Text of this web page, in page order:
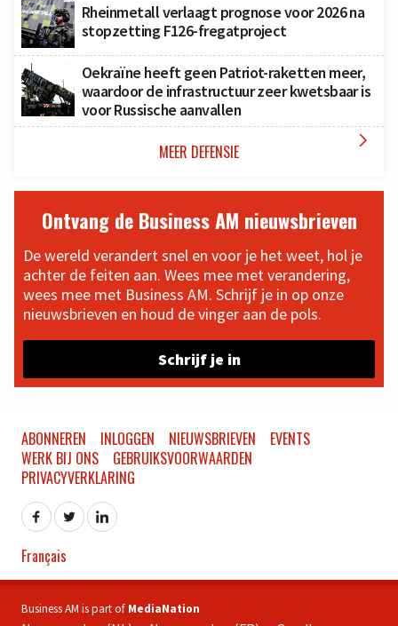
Rheinmetall verlaagt prognose voor 2026 na
stopzetting F126-fregatproject
Oekraïne heeft geen Patriot-raketten meer,
waardoor de infrastructuur zeer kwetsbaar is
voor Russische aanvallen
MEER DEFENSIE 
Ontvang de Business AM nieuwsbrieven
De wereld verandert snel en voor je het weet, hol je
achter de feiten aan. Wees mee met verandering,
wees mee met Business AM. Schrijf je in op onze
nieuwsbrieven en houd de vinger aan de pols.
Schrijf je in
ABONNEREN INLOGGEN NIEUWSBRIEVEN
EVENTS
WERK BIJ ONS
GEBRUIKSVOORWAARDEN
PRIVACYVERKLARING
Français
Business AM is part of MediaNation